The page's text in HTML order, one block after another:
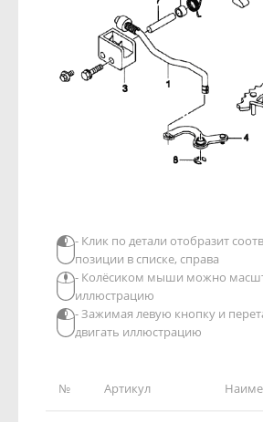
№ Артикул
- Клик по детали отобразит
позиции в списке, справа
- Колёсиком мыши можно
иллюстрацию
- Зажимая левую кнопку и
двигать иллюстрацию